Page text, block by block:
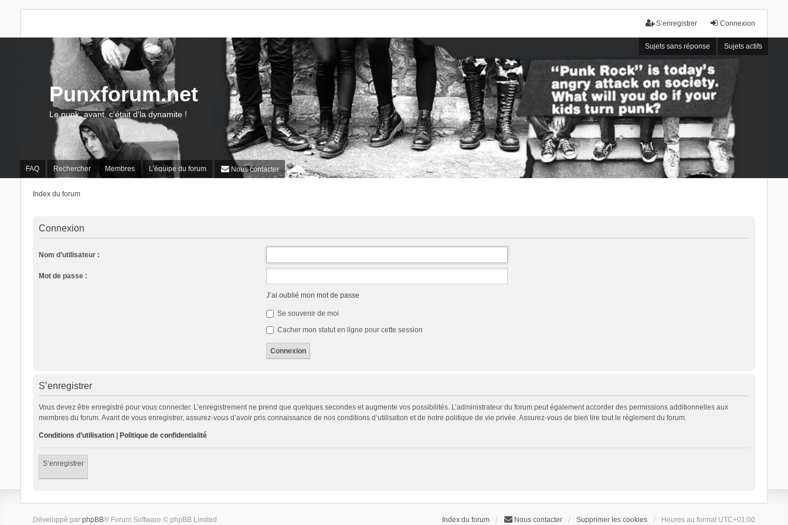
Connexion
S’enregistrer
Sujets sans réponse Sujets actifs
FAQ Rechercher Membres L’équipe du forum Nous contacter
Punxforum.net
Le punk, avant, c'était d'la dynamite !
Index du forum
Connexion
Nom d’utilisateur :
Mot de passe :
J’ai oublié mon mot de passe
Se souvenir de moi
Cacher mon statut en ligne pour cette session
S’enregistrer
Vous devez être enregistré pour vous connecter. L’enregistrement ne prend que quelques secondes et augmente vos possibilités. L’administrateur du forum peut également accorder des permissions additionnelles aux
membres du forum. Avant de vous enregistrer, assurez-vous d’avoir pris connaissance de nos conditions d’utilisation et de notre politique de vie privée. Assurez-vous de bien lire tout le règlement du forum.
Conditions d’utilisation| Politique de confidentialité
S’enregistrer
Index du forum Nous contacter Supprimer les cookies Heures au format UTC+01:00
Développé par phpBB® Forum Software © phpBB Limited